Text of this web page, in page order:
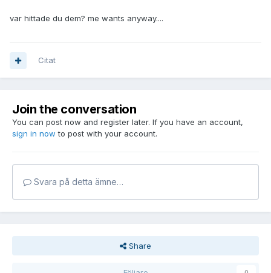
var hittade du dem? me wants anyway....
Citat
Join the conversation
You can post now and register later. If you have an account,
sign in now to post with your account.
Svara på detta ämne…
Share